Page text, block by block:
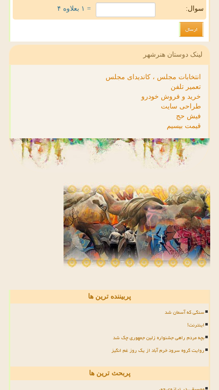
سوال: = ۱ بعلاوه ۴
لینک دوستان هنرشهر
انتخابات مجلس ، کاندیدای مجلس
تعمیر تلفن
خرید و فروش خودرو
طراحی سایت
فیش حج
قیمت بیسیم
پربیننده ترین ها
سنگی که آسمان شد
اینترنت!
بچه مردم راهی جشنواره زلین جمهوری چک شد
روایت گروه سرود خرم آباد از یک روز غم انگیز
پربحث ترین ها